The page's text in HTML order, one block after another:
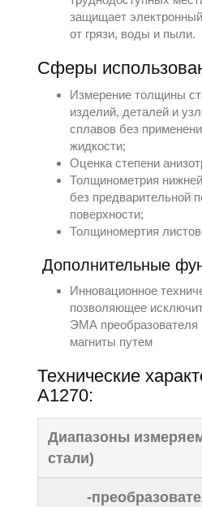
защищает
от грязи, воды и пыли.
Сферы
Измерение толщины
изделий, деталей и
сплавов без
жидкости;
Оценка степени
Толщинометрия
без предварительной
поверхности;
Толщиномертия
Дополнительные
Инновационное
позволяющее
ЭМА
магниты путем
Технические
А1270:
Диапазоны
стали)
-